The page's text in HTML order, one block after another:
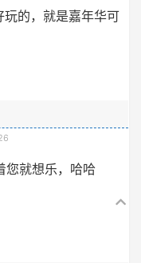
的，就是嘉年华可
您就想乐，哈哈